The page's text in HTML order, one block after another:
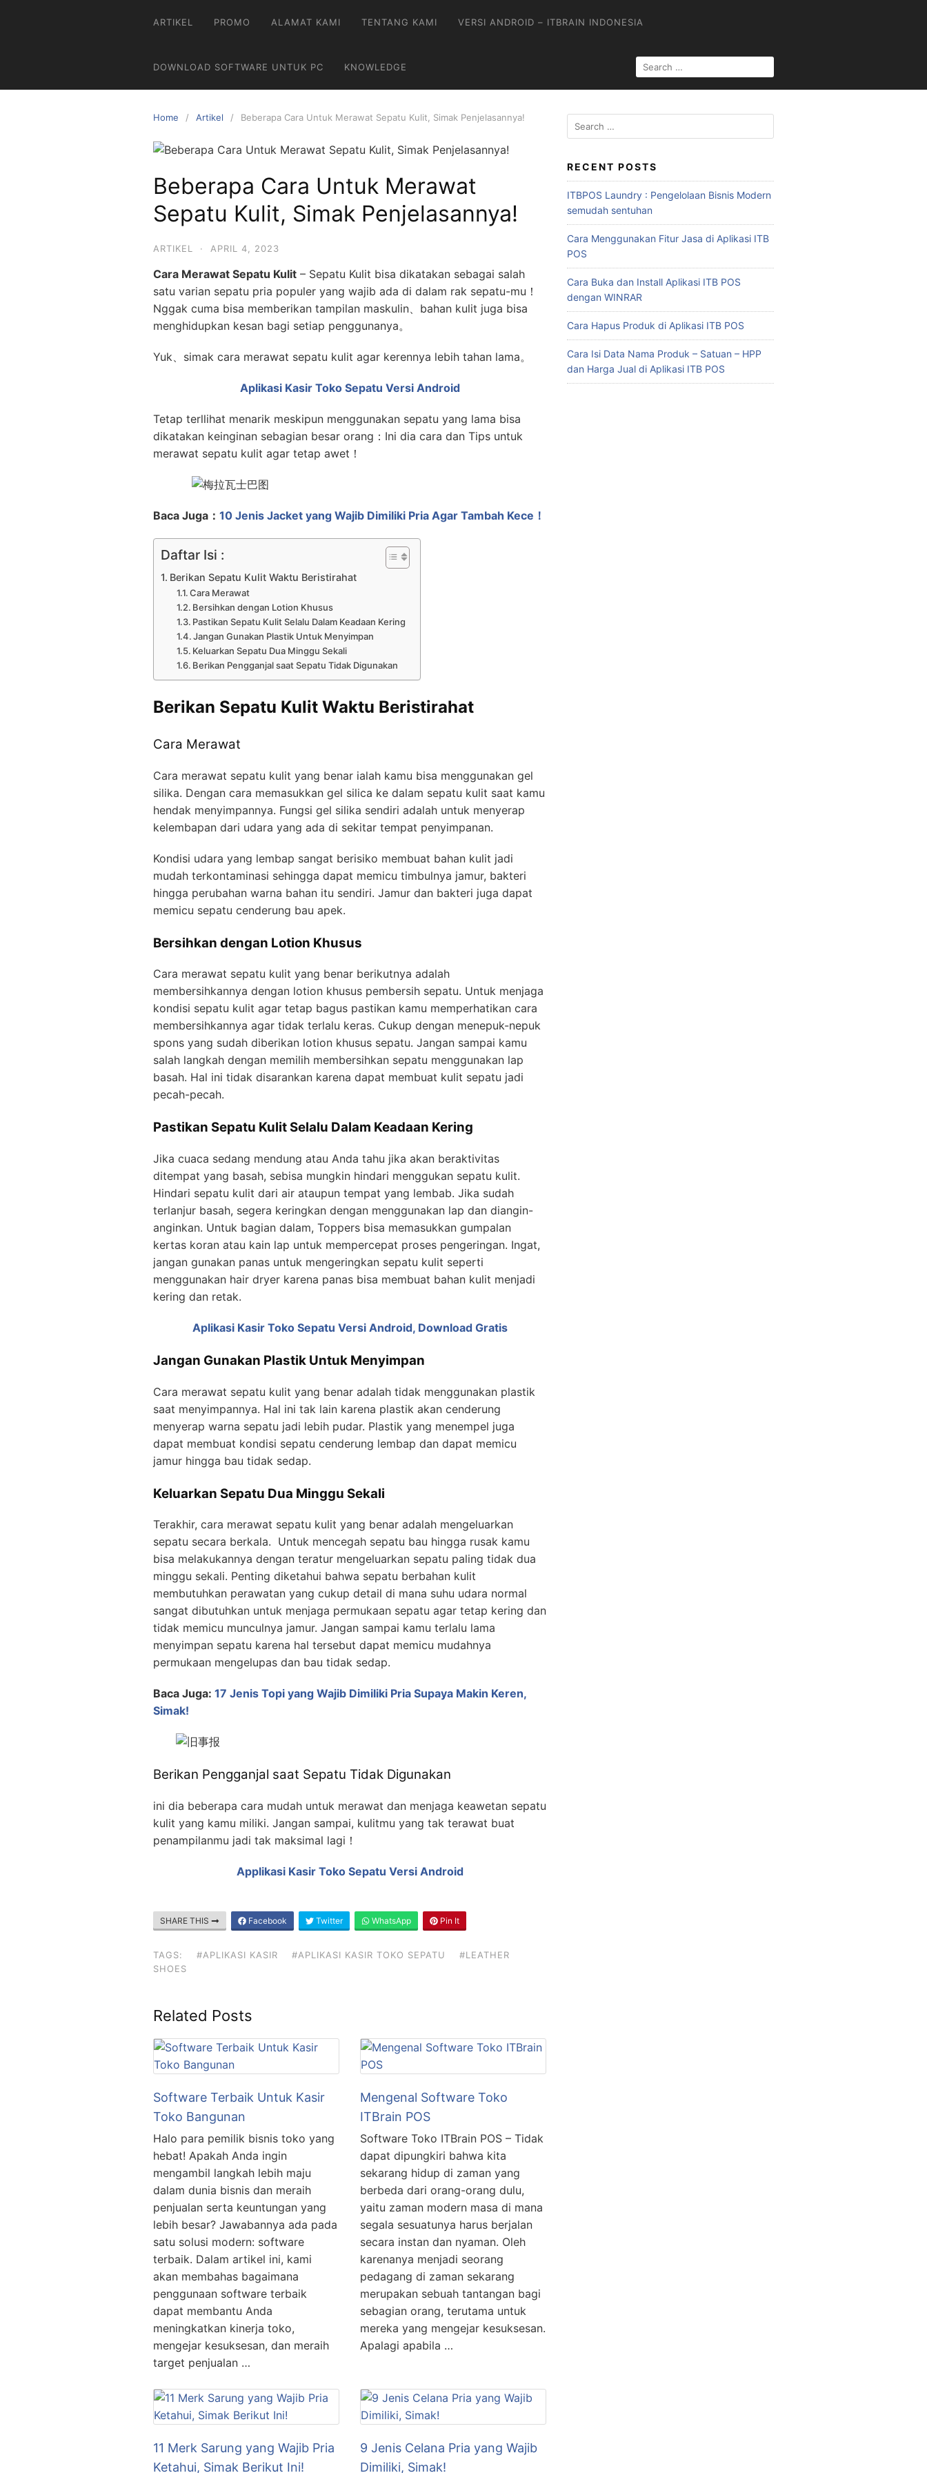
ARTIKEL PROMO ALAMAT KAMI TENTANG KAMI VERSI ANDROID – ITBRAIN INDONESIA
DOWNLOAD SOFTWARE UNTUK PC KNOWLEDGE
SEARCH
FOR:
Home Artikel Beberapa Cara Untuk Merawat Sepatu Kulit, Simak Penjelasannya!
Beberapa Cara Untuk Merawat
Sepatu Kulit, Simak Penjelasannya!
ARTIKEL · APRIL 4, 2023
Cara Merawat Sepatu Kulit – Sepatu Kulit bisa dikatakan sebagai salah
satu varian sepatu pria populer yang wajib ada di dalam rak sepatu-mu！
Nggak cuma bisa memberikan tampilan maskulin、bahan kulit juga bisa
menghidupkan kesan bagi setiap penggunanya。
Yuk、simak cara merawat sepatu kulit agar kerennya lebih tahan lama。
Aplikasi Kasir Toko Sepatu Versi Android
Tetap terllihat menarik meskipun menggunakan sepatu yang lama bisa
dikatakan keinginan sebagian besar orang ： Ini dia cara dan Tips untuk
merawat sepatu kulit agar tetap awet！
Baca Juga： 10 Jenis Jacket yang Wajib Dimiliki Pria Agar Tambah Kece！
Daftar Isi :
Berikan Sepatu Kulit Waktu Beristirahat
Cara Merawat
Bersihkan dengan Lotion Khusus
Pastikan Sepatu Kulit Selalu Dalam Keadaan Kering
Jangan Gunakan Plastik Untuk Menyimpan
Keluarkan Sepatu Dua Minggu Sekali
Berikan Pengganjal saat Sepatu Tidak Digunakan
Berikan Sepatu Kulit Waktu Beristirahat
Cara Merawat
Cara merawat sepatu kulit yang benar ialah kamu bisa menggunakan gel
silika. Dengan cara memasukkan gel silica ke dalam sepatu kulit saat kamu
hendak menyimpannya. Fungsi gel silika sendiri adalah untuk menyerap
kelembapan dari udara yang ada di sekitar tempat penyimpanan.
Kondisi udara yang lembap sangat berisiko membuat bahan kulit jadi
mudah terkontaminasi sehingga dapat memicu timbulnya jamur, bakteri
hingga perubahan warna bahan itu sendiri. Jamur dan bakteri juga dapat
memicu sepatu cenderung bau apek.
Bersihkan dengan Lotion Khusus
Cara merawat sepatu kulit yang benar berikutnya adalah
membersihkannya dengan lotion khusus pembersih sepatu. Untuk menjaga
kondisi sepatu kulit agar tetap bagus pastikan kamu memperhatikan cara
membersihkannya agar tidak terlalu keras. Cukup dengan menepuk-nepuk
spons yang sudah diberikan lotion khusus sepatu. Jangan sampai kamu
salah langkah dengan memilih membersihkan sepatu menggunakan lap
basah. Hal ini tidak disarankan karena dapat membuat kulit sepatu jadi
pecah-pecah.
Pastikan Sepatu Kulit Selalu Dalam Keadaan Kering
Jika cuaca sedang mendung atau Anda tahu jika akan beraktivitas
ditempat yang basah, sebisa mungkin hindari menggukan sepatu kulit.
Hindari sepatu kulit dari air ataupun tempat yang lembab. Jika sudah
terlanjur basah, segera keringkan dengan menggunakan lap dan diangin-
anginkan. Untuk bagian dalam, Toppers bisa memasukkan gumpalan
kertas koran atau kain lap untuk mempercepat proses pengeringan. Ingat,
jangan gunakan panas untuk mengeringkan sepatu kulit seperti
menggunakan hair dryer karena panas bisa membuat bahan kulit menjadi
kering dan retak.
Aplikasi Kasir Toko Sepatu Versi Android, Download Gratis
Jangan Gunakan Plastik Untuk Menyimpan
Cara merawat sepatu kulit yang benar adalah tidak menggunakan plastik
saat menyimpannya. Hal ini tak lain karena plastik akan cenderung
menyerap warna sepatu jadi lebih pudar. Plastik yang menempel juga
dapat membuat kondisi sepatu cenderung lembap dan dapat memicu
jamur hingga bau tidak sedap.
Keluarkan Sepatu Dua Minggu Sekali
Terakhir, cara merawat sepatu kulit yang benar adalah mengeluarkan
sepatu secara berkala. Untuk mencegah sepatu bau hingga rusak kamu
bisa melakukannya dengan teratur mengeluarkan sepatu paling tidak dua
minggu sekali. Penting diketahui bahwa sepatu berbahan kulit
membutuhkan perawatan yang cukup detail di mana suhu udara normal
sangat dibutuhkan untuk menjaga permukaan sepatu agar tetap kering dan
tidak memicu munculnya jamur. Jangan sampai kamu terlalu lama
menyimpan sepatu karena hal tersebut dapat memicu mudahnya
permukaan mengelupas dan bau tidak sedap.
Baca Juga: 17 Jenis Topi yang Wajib Dimiliki Pria Supaya Makin Keren,
Simak!
Berikan Pengganjal saat Sepatu Tidak Digunakan
ini dia beberapa cara mudah untuk merawat dan menjaga keawetan sepatu
kulit yang kamu miliki. Jangan sampai, kulitmu yang tak terawat buat
penampilanmu jadi tak maksimal lagi！
Applikasi Kasir Toko Sepatu Versi Android
SHARE THIS Facebook Twitter WhatsApp Pin It
TAGS: #APLIKASI KASIR #APLIKASI KASIR TOKO SEPATU
#LEATHER
SHOES
Related Posts
Software Terbaik Untuk Kasir
Toko Bangunan
Halo para pemilik bisnis toko yang
hebat! Apakah Anda ingin
mengambil langkah lebih maju
dalam dunia bisnis dan meraih
penjualan serta keuntungan yang
lebih besar? Jawabannya ada pada
satu solusi modern: software
terbaik. Dalam artikel ini, kami
akan membahas bagaimana
penggunaan software terbaik
dapat membantu Anda
meningkatkan kinerja toko,
mengejar kesuksesan, dan meraih
target penjualan …
Mengenal Software Toko
ITBrain POS
Software Toko ITBrain POS – Tidak
dapat dipungkiri bahwa kita
sekarang hidup di zaman yang
berbeda dari orang-orang dulu,
yaitu zaman modern masa di mana
segala sesuatunya harus berjalan
secara instan dan nyaman. Oleh
karenanya menjadi seorang
pedagang di zaman sekarang
merupakan sebuah tantangan bagi
sebagian orang, terutama untuk
mereka yang mengejar kesuksesan.
Apalagi apabila …
11 Merk Sarung yang Wajib Pria
Ketahui, Simak Berikut Ini!
9 Jenis Celana Pria yang Wajib
Dimiliki, Simak!
Search
for:
RECENT POSTS
ITBPOS Laundry : Pengelolaan Bisnis Modern
semudah sentuhan
Cara Menggunakan Fitur Jasa di Aplikasi ITB
POS
Cara Buka dan Install Aplikasi ITB POS
dengan WINRAR
Cara Hapus Produk di Aplikasi ITB POS
Cara Isi Data Nama Produk – Satuan – HPP
dan Harga Jual di Aplikasi ITB POS